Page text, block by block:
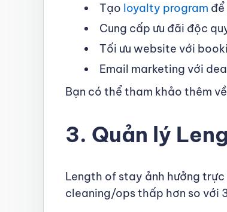
Tạo loyalty program
Cung cấp ưu đãi độc
Tối ưu website với
Email marketing với
Bạn có thể tham khảo thêm về
3. Quản lý
Length of stay ảnh hưởng
cleaning/ops thấp hơn so với